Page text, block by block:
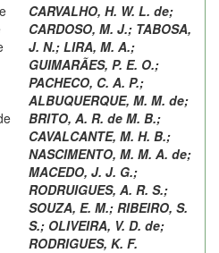
CARVALHO, H. W. L. de;
CARDOSO, M. J.; TABOSA,
J. N.; LIRA, M. A.;
GUIMARÃES, P. E. O.;
PACHECO, C. A. P.;
ALBUQUERQUE, M. M. de;
BRITO, A. R. de M. B.;
CAVALCANTE, M. H. B.;
NASCIMENTO, M. M. A. de;
MACEDO, J. J. G.;
RODRUIGUES, A. R. S.;
SOUZA, E. M.; RIBEIRO, S.
S.; OLIVEIRA, V. D. de;
RODRIGUES, K. F.